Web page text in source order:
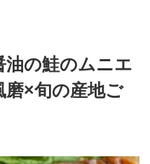
油の鮭のムニエ
磨×旬の産地ご